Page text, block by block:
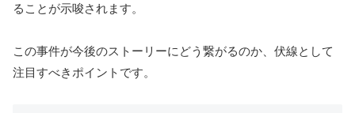
ることが示唆されます。
この事件が今後のストーリーにどう繋がるのか、伏線として
注目すべきポイントです。